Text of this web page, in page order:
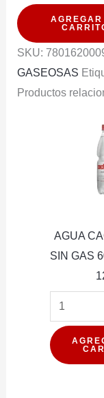
BILZ
600ML
PACK
12U
cantidad
SKU:
GASEOSAS
Productos
AGUA
SIN GAS